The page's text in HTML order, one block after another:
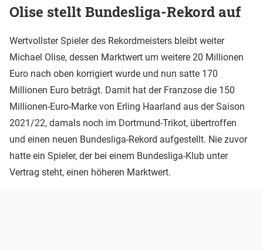
Olise stellt Bundesliga-Rekord auf
Wertvollster Spieler des Rekordmeisters bleibt weiter
Michael Olise, dessen Marktwert um weitere 20 Millionen
Euro nach oben korrigiert wurde und nun satte 170
Millionen Euro beträgt. Damit hat der Franzose die 150
Millionen-Euro-Marke von Erling Haarland aus der Saison
2021/22, damals noch im Dortmund-Trikot, übertroffen
und einen neuen Bundesliga-Rekord aufgestellt. Nie zuvor
hatte ein Spieler, der bei einem Bundesliga-Klub unter
Vertrag steht, einen höheren Marktwert.